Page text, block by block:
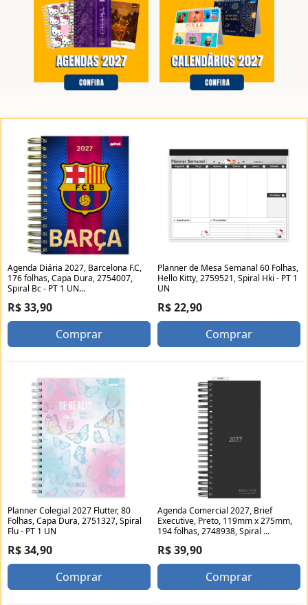
Agenda Diária 2027, Barcelona F.C,
176 folhas, Capa Dura, 2754007,
Spiral Bc - PT 1 UN...
R$ 33,90
Comprar
Planner de Mesa Semanal 60 Folhas,
Hello Kitty, 2759521, Spiral Hki - PT 1
UN
R$ 22,90
Comprar
Planner Colegial 2027 Flutter, 80
Folhas, Capa Dura, 2751327, Spiral
Flu - PT 1 UN
R$ 34,90
Comprar
Agenda Comercial 2027, Brief
Executive, Preto, 119mm x 275mm,
194 folhas, 2748938, Spiral ...
R$ 39,90
Comprar